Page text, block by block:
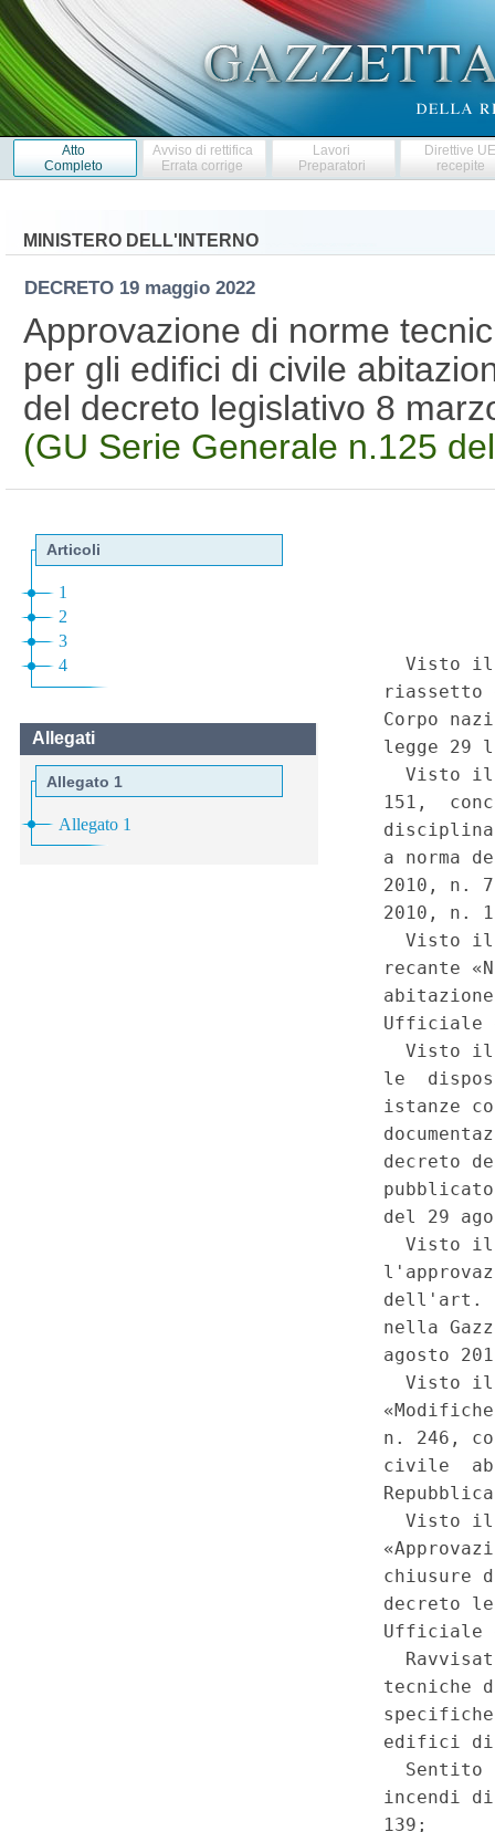
Atto
Completo
Avviso di rettifica
Errata corrige
Lavori
Preparatori
Direttive
recepite
MINISTERO DELL'INTERNO
DECRETO 19 maggio 2022
Approvazione di norme
per gli edifici di civile
del decreto legislativo 8
(GU Serie Generale n.125